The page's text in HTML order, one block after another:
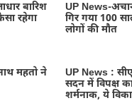
बारिश
रहेगा
UP News-
गिर गया 100
लोगों की मौत
महतो ने
UP News :
सदन में विपक्ष
शर्मनाक, ये